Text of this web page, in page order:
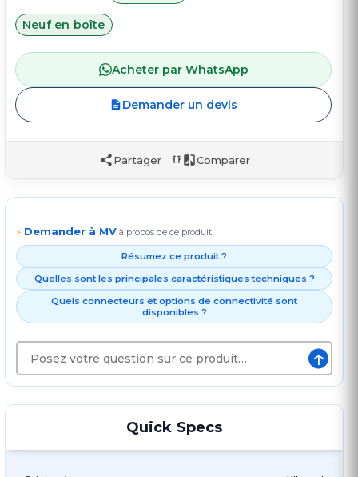
Neuf en boîte
Acheter par WhatsApp
Demander un devis
Partager Comparer
⚡ Demander à MV à propos de ce produit
Résumez ce produit ?
Quelles sont les principales caractéristiques techniques ?
Quels connecteurs et options de connectivité sont
disponibles ?
↑
Quick Specs